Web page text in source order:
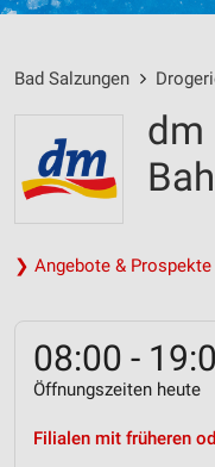
Bad Salzungen
dm
❯ Angebote &
08:00 -
Öffnungszeiten heute
Filialen mit früheren